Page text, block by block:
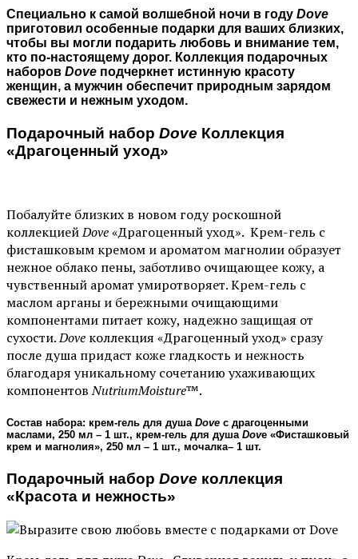
Специально к самой волшебной ночи в году Dove
приготовил особенные подарки для ваших близких,
чтобы вы могли подарить любовь и внимание тем,
кто по-настоящему дорог. Коллекция подарочных
наборов Dove подчеркнет истинную красоту
женщин, а мужчин обеспечит природным зарядом
свежести и нежным уходом.
Подарочный набор Dove Коллекция
«Драгоценный уход»
Побалуйте близких в новом году роскошной
коллекциейDove«Драгоценный уход». Крем-гель с
фисташковым кремом и ароматом магнолии образует
нежное облако пены, заботливо очищающее кожу, а
чувственный аромат умиротворяет. Крем-гель с
маслом арганы и бережными очищающими
компонентами питает кожу, надежно защищая от
сухости.Dove коллекция «Драгоценный уход» сразу
после душа придаст коже гладкость и нежность
благодаря уникальному сочетанию ухаживающих
компонентовNutriumMoisture™.
Состав набора: крем-гель для душа Dove с драгоценными
маслами, 250 мл – 1 шт., крем-гель для душа Dove «Фисташковый
крем и магнолия», 250 мл – 1 шт., мочалка– 1 шт.
Подарочный набор Dove коллекция
«Красота и нежность»